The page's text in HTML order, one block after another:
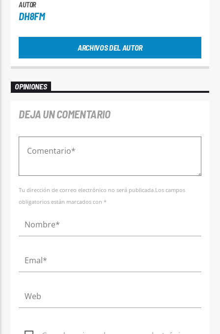
AUTOR
DH8FM
ARCHIVOS DEL AUTOR
OPINIONES
DEJA UN COMENTARIO
Tu dirección de correo electrónico no será publicada.Los campos
obligatorios están marcados con *